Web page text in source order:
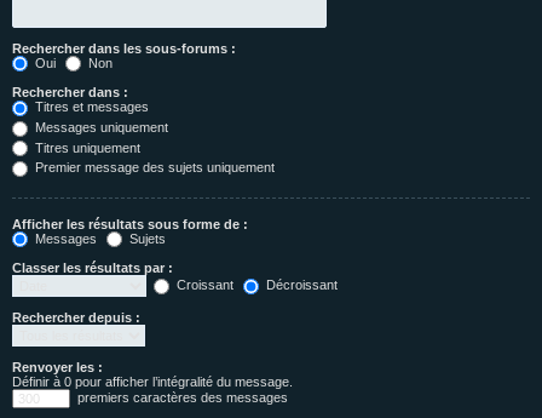
Rechercher dans les sous-forums :
Oui
Non
Rechercher dans :
Titres et messages
Messages uniquement
Titres uniquement
Premier message des sujets uniquement
Afficher les résultats sous forme de :
Messages
Sujets
Classer les résultats par :
Croissant
Décroissant
Rechercher depuis :
Renvoyer les :
Définir à 0 pour afficher l’intégralité du message.
premiers caractères des messages